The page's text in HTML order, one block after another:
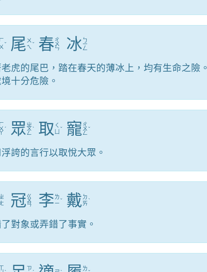
ㄨ ˇ 尾 ㄨ
ㄟ ˇ 春ㄔ
ㄨ
ㄣ 冰 ㄅ
ㄧ
ㄥ
虎的尾巴，踏在春天的薄冰上，均有生命之險
十分危險。
ˊ 眾 ㄓ
ㄨ
ㄥ
ˋ 取 ㄑ
ˇ 寵 ㄔ
ㄨ
ㄥ
ˇ
誇的言行以取悅大眾。
冠ㄍ
ㄨ
ㄢ 李ㄌ
ㄧˇ 戴 ㄉ
ㄞˋ
對象或弄錯了事實。
ㄗ
ㄌ